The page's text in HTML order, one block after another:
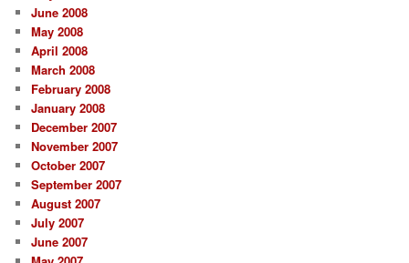
June 2008
May 2008
April 2008
March 2008
February 2008
January 2008
December 2007
November 2007
October 2007
September 2007
August 2007
July 2007
June 2007